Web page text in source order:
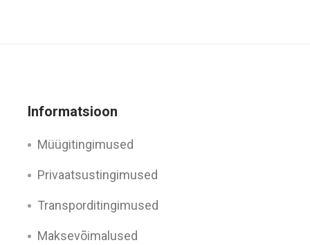
Informatsioon
Müügitingimused
Privaatsustingimused
Transporditingimused
Maksevõimalused